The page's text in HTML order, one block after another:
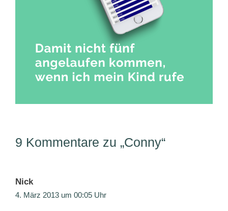
9 Kommentare zu „Conny“
Nick
4. März 2013 um 00:05 Uhr